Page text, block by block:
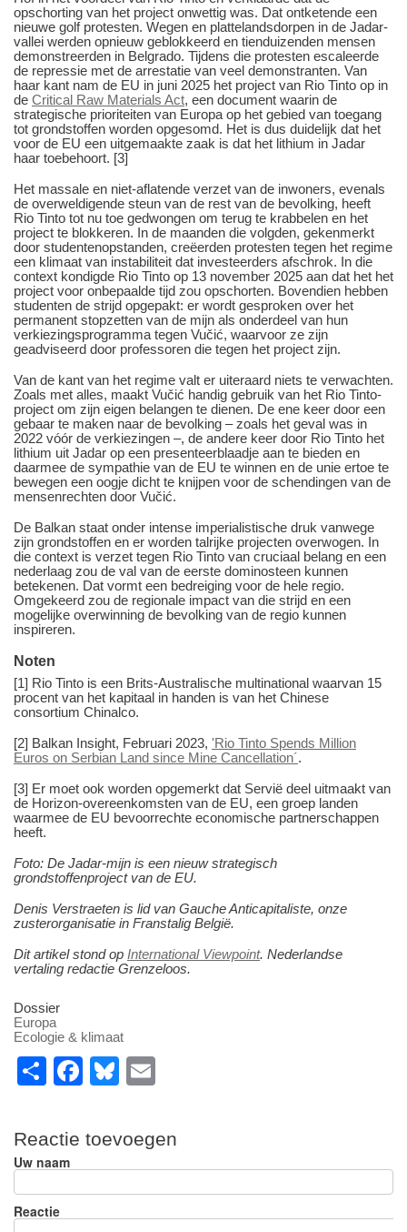
opschorting van het project onwettig was. Dat ontketende een
nieuwe golf protesten. Wegen en plattelandsdorpen in de Jadar-
vallei werden opnieuw geblokkeerd en tienduizenden mensen
demonstreerden in Belgrado. Tijdens die protesten escaleerde
de repressie met de arrestatie van veel demonstranten. Van
haar kant nam de EU in juni 2025 het project van Rio Tinto op in
de Critical Raw Materials Act, een document waarin de
strategische prioriteiten van Europa op het gebied van toegang
tot grondstoffen worden opgesomd. Het is dus duidelijk dat het
voor de EU een uitgemaakte zaak is dat het lithium in Jadar
haar toebehoort. [3]
Het massale en niet-aflatende verzet van de inwoners, evenals
de overweldigende steun van de rest van de bevolking, heeft
Rio Tinto tot nu toe gedwongen om terug te krabbelen en het
project te blokkeren. In de maanden die volgden, gekenmerkt
door studentenopstanden, creëerden protesten tegen het regime
een klimaat van instabiliteit dat investeerders afschrok. In die
context kondigde Rio Tinto op 13 november 2025 aan dat het het
project voor onbepaalde tijd zou opschorten. Bovendien hebben
studenten de strijd opgepakt: er wordt gesproken over het
permanent stopzetten van de mijn als onderdeel van hun
verkiezingsprogramma tegen Vučić, waarvoor ze zijn
geadviseerd door professoren die tegen het project zijn.
Van de kant van het regime valt er uiteraard niets te verwachten.
Zoals met alles, maakt Vučić handig gebruik van het Rio Tinto-
project om zijn eigen belangen te dienen. De ene keer door een
gebaar te maken naar de bevolking – zoals het geval was in
2022 vóór de verkiezingen –, de andere keer door Rio Tinto het
lithium uit Jadar op een presenteerblaadje aan te bieden en
daarmee de sympathie van de EU te winnen en de unie ertoe te
bewegen een oogje dicht te knijpen voor de schendingen van de
mensenrechten door Vučić.
De Balkan staat onder intense imperialistische druk vanwege
zijn grondstoffen en er worden talrijke projecten overwogen. In
die context is verzet tegen Rio Tinto van cruciaal belang en een
nederlaag zou de val van de eerste dominosteen kunnen
betekenen. Dat vormt een bedreiging voor de hele regio.
Omgekeerd zou de regionale impact van die strijd en een
mogelijke overwinning de bevolking van de regio kunnen
inspireren.
Noten
[1] Rio Tinto is een Brits-Australische multinational waarvan 15
procent van het kapitaal in handen is van het Chinese
consortium Chinalco.
[2] Balkan Insight, Februari 2023, 'Rio Tinto Spends Million
Euros on Serbian Land since Mine Cancellation´.
[3] Er moet ook worden opgemerkt dat Servië deel uitmaakt van
de Horizon-overeenkomsten van de EU, een groep landen
waarmee de EU bevoorrechte economische partnerschappen
heeft.
Foto: De Jadar-mijn is een nieuw strategisch
grondstoffenproject van de EU.
Denis Verstraeten is lid van Gauche Anticapitaliste, onze
zusterorganisatie in Franstalig België.
Dit artikel stond op International Viewpoint. Nederlandse
vertaling redactie Grenzeloos.
Dossier
Europa
Ecologie & klimaat
S
ar
e
F
c
e
b
o
Bl
e
sk
y
ail
Reactie toevoegen
Uw naam
Reactie